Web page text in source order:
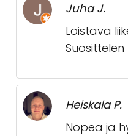
Juha J.
Loistava
Heiskala P.
Nopea ja